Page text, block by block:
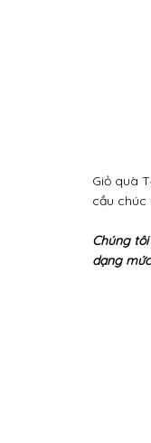
Giỏ quà
cầu chúc
Chúng
dạng